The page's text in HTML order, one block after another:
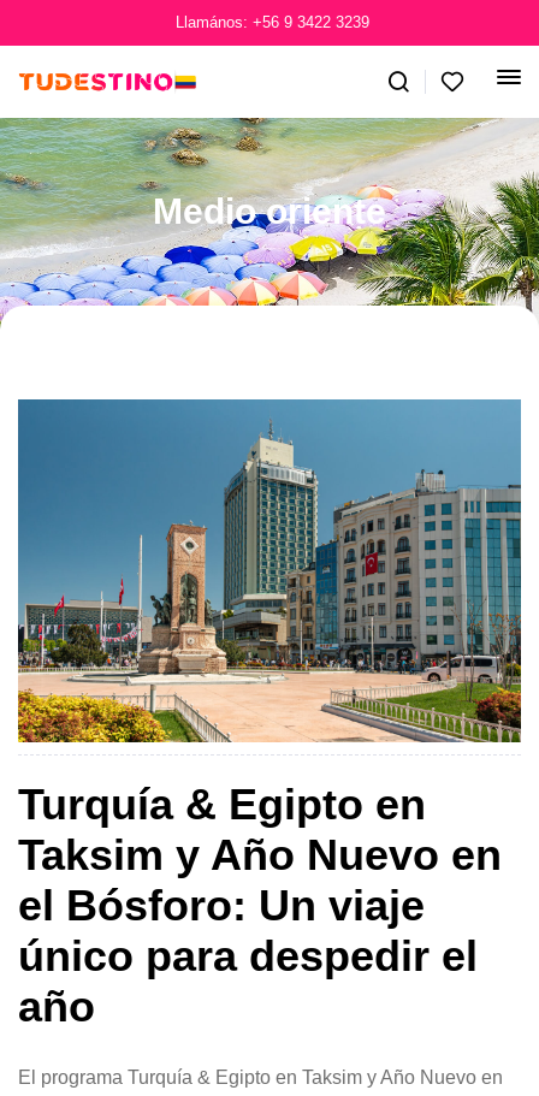
Llamános: +56 9 3422 3239
Medio oriente
Turquía & Egipto en
Taksim y Año Nuevo en
el Bósforo: Un viaje
único para despedir el
año
El programa Turquía & Egipto en Taksim y Año Nuevo en